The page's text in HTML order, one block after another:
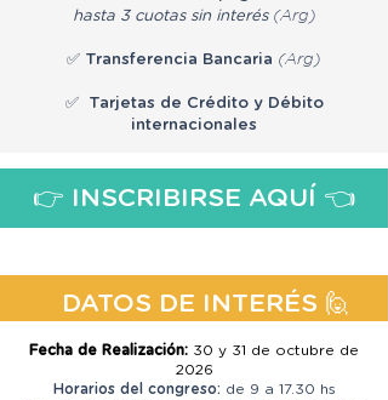
hasta 3 cuotas sin interés (Arg)
✅ Transferencia Bancaria (Arg)
✅ Tarjetas de Crédito y Débito
internacionales
👉 INSCRIBIRSE AQUÍ 👈
DATOS DE INTERÉS 🙋
Fecha de Realización: 30 y 31 de octubre de
2026
Horarios del congreso: de 9 a 17.30 hs